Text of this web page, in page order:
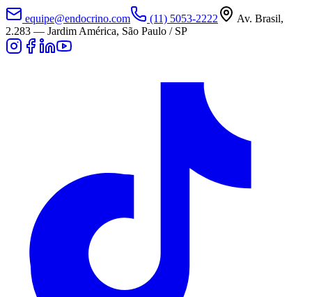
equipe@endocrino.com (11) 5053-2222
Av. Brasil,
2.283 — Jardim América, São Paulo / SP